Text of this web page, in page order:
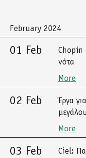
February 2024
01 Feb
Chopin
νότα
More
02 Feb
Έργα
More
03 Feb
Ciel: